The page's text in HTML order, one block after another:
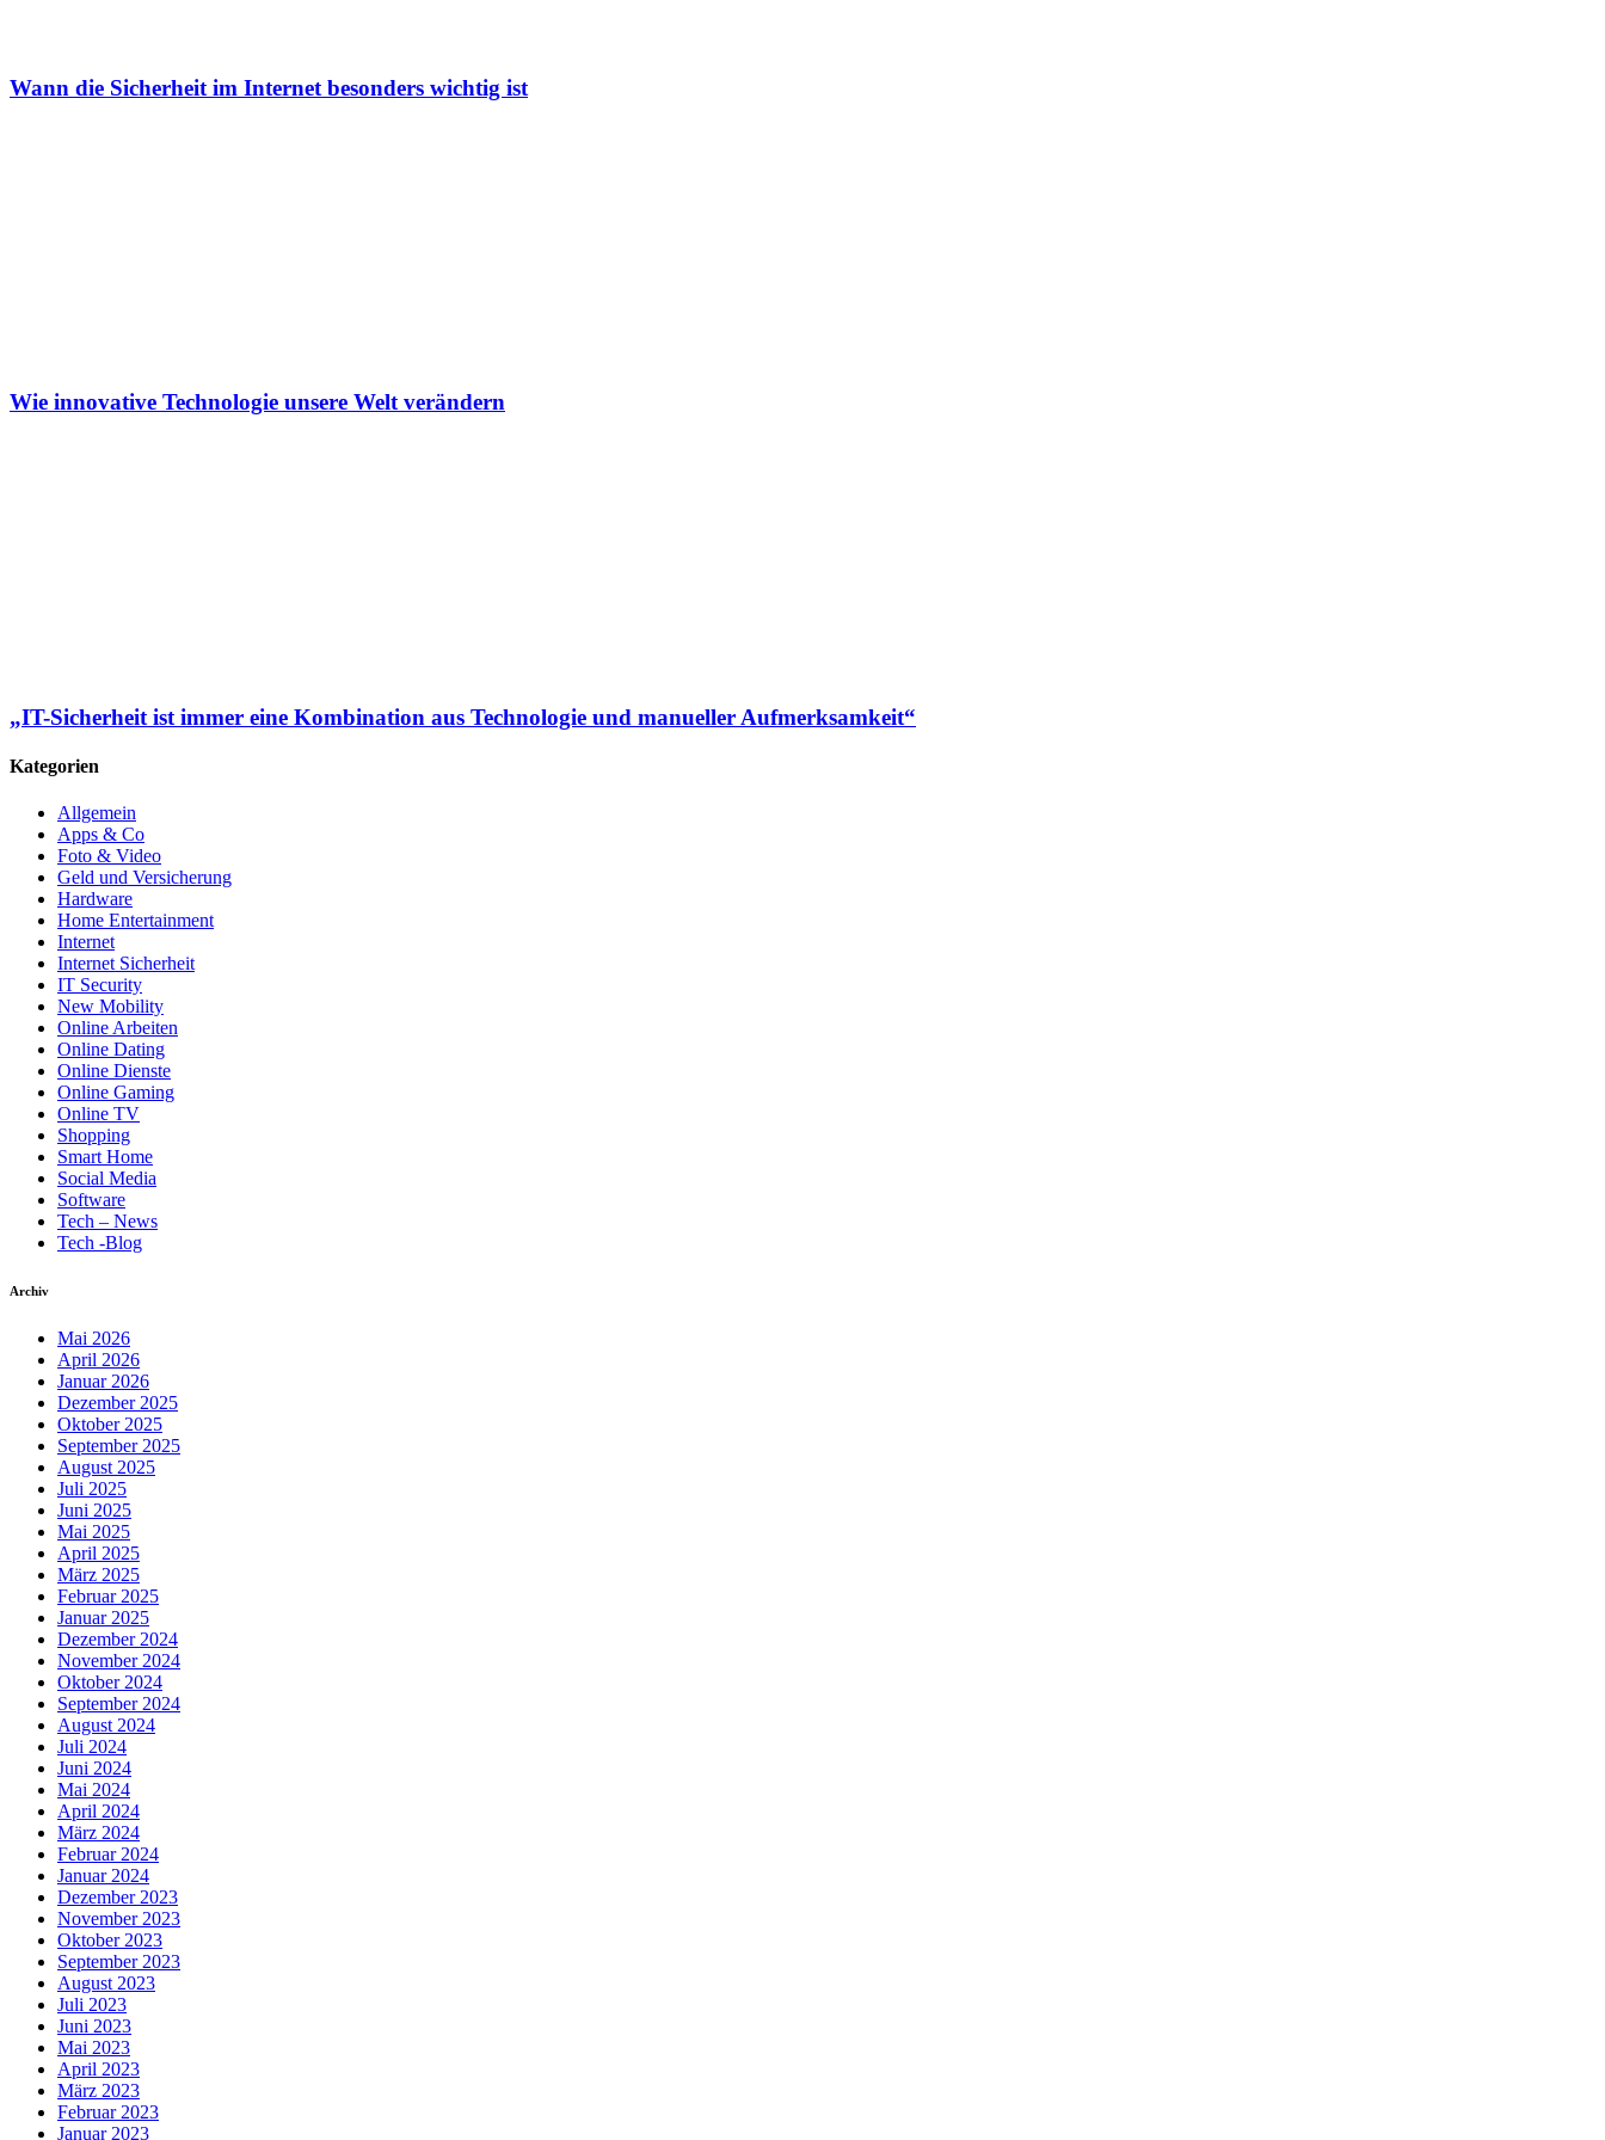
Wann die Sicherheit im Internet besonders wichtig ist
Wie innovative Technologie unsere Welt verändern
„IT-Sicherheit ist immer eine Kombination aus Technologie und manueller Aufmerksamkeit“
Kategorien
Allgemein
Apps & Co
Foto & Video
Geld und Versicherung
Hardware
Home Entertainment
Internet
Internet Sicherheit
IT Security
New Mobility
Online Arbeiten
Online Dating
Online Dienste
Online Gaming
Online TV
Shopping
Smart Home
Social Media
Software
Tech – News
Tech -Blog
Archiv
Mai 2026
April 2026
Januar 2026
Dezember 2025
Oktober 2025
September 2025
August 2025
Juli 2025
Juni 2025
Mai 2025
April 2025
März 2025
Februar 2025
Januar 2025
Dezember 2024
November 2024
Oktober 2024
September 2024
August 2024
Juli 2024
Juni 2024
Mai 2024
April 2024
März 2024
Februar 2024
Januar 2024
Dezember 2023
November 2023
Oktober 2023
September 2023
August 2023
Juli 2023
Juni 2023
Mai 2023
April 2023
März 2023
Februar 2023
Januar 2023